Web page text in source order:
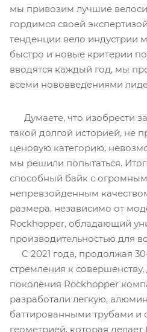
мы привозим лучшие
гордимся своей
тенденции вело индустрии
быстро и новые критерии
вводятся каждый год, мы
всеми нововведениями
Думаете, что изобрести
такой долгой историей, не
ценовую категорию,
мы решили попытаться.
способный байк с
непревзойденным
размера, независимо от
Rockhopper, обладающий
производительностью для
C 2021 года, продолжая
стремления к
поколения Rockhopper
разработали легкую,
баттированными трубами и
геометрией, которая